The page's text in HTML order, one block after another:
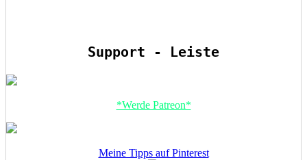
Support - Leiste
*Werde Patreon*
Meine Tipps auf Pinterest